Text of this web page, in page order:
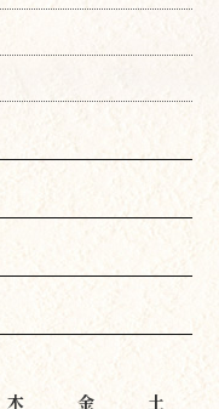
木 金 土